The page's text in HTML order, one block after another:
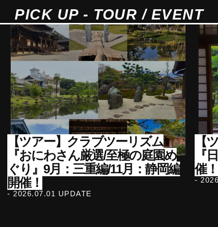
PICK UP - TOUR / EVENT
【ツアー】クラブツーリズム
『おにわさん厳選/至極の庭園め
ぐり』9月：三重編/11月：静岡編
開催！
- 2026.07.01 UPDATE
【
『
催
-